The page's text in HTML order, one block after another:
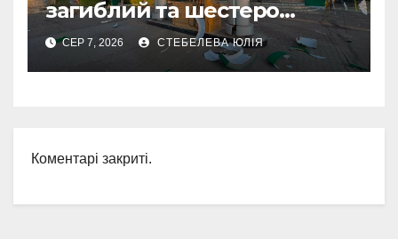
загиблий та шестеро
поранених за добу
СЕР 7, 2026 СТЕБЕЛЕВА ЮЛІЯ
Коментарі закриті.